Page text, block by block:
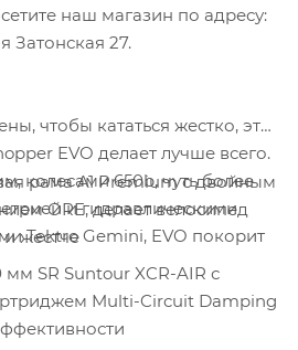
наш магазин по адресу:
Затонская 27.
чтобы кататься жестко, это
EVO делает лучше всего.
колесами 650b, чуть более
и гидравлическими
Tektro Gemini, EVO покорит
рама A1 Premium с двойным
ORE, делает велосипед
и жестче
SR Suntour XCR-AIR с
Multi-Circuit Damping